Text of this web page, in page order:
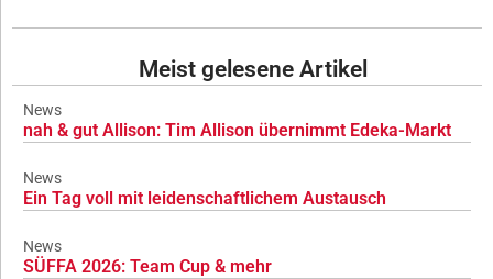
Meist gelesene Artikel
News
nah & gut Allison: Tim Allison übernimmt Edeka-Markt
News
Ein Tag voll mit leidenschaftlichem Austausch
News
SÜFFA 2026: Team Cup & mehr